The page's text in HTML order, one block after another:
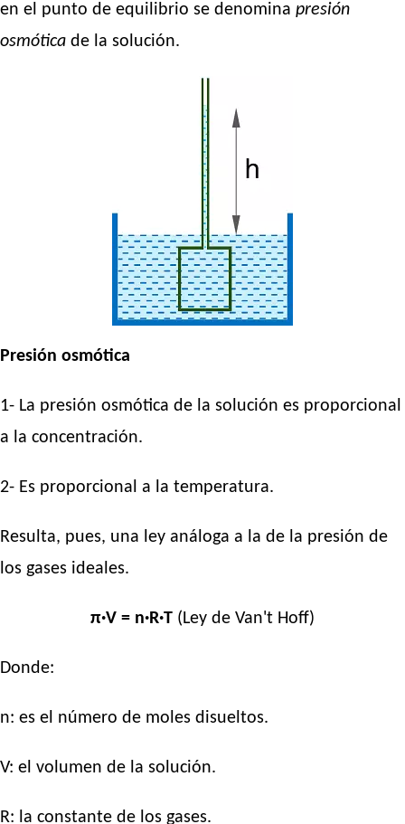
en el punto de equilibrio se denomina presión
osmótica de la solución.
Presión osmótica
1- La presión osmótica de la solución es proporcional
a la concentración.
2- Es proporcional a la temperatura.
Resulta, pues, una ley análoga a la de la presión de
los gases ideales.
π·V = n·R·T (Ley de Van't Hoff)
Donde:
n: es el número de moles disueltos.
V: el volumen de la solución.
R: la constante de los gases.